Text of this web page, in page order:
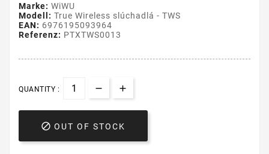
Marke: WiWU
Modell: True Wireless slúchadlá - TWS
EAN: 6976195093964
Referenz: PTXTWS0013
QUANTITY :
 OUT OF STOCK